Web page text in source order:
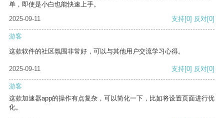
单，即使是小白也能快速上手。
2025-09-11
支持[0] 反对[0]
游客
这款软件的社区氛围非常好，可以与其他用户交流学习心得。
2025-09-11 支持[0] 反对[0]
游客
这款加速器app的操作有点复杂，可以简化一下，比如将设置页面进行优
化。